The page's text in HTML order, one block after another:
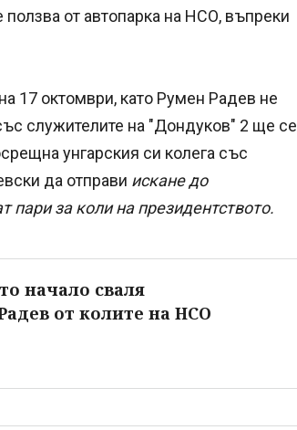
от автопарка на НСО, въпреки
17 октомври, като Румен Радев не
служителите на "Дондуков" 2 ще се
унгарския си колега със
да отправи искане до
пари за коли на президентството.
начало сваля
от колите на НСО